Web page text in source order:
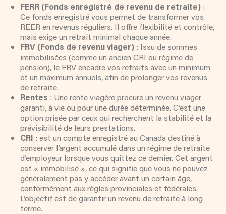
FERR (Fonds enregistré de revenu de retraite) :
Ce fonds enregistré vous permet de transformer vos
REER en revenus réguliers. Il offre flexibilité et contrôle,
mais exige un retrait minimal chaque année.
FRV (Fonds de revenu viager) : Issu de sommes
immobilisées (comme un ancien CRI ou régime de
pension), le FRV encadre vos retraits avec un minimum
et un maximum annuels, afin de prolonger vos revenus
de retraite.
Rentes : Une rente viagère procure un revenu viager
garanti, à vie ou pour une durée déterminée. C’est une
option prisée par ceux qui recherchent la stabilité et la
prévisibilité de leurs prestations.
CRI : est un compte enregistré au Canada destiné à
conserver l’argent accumulé dans un régime de retraite
d’employeur lorsque vous quittez ce dernier. Cet argent
est « immobilisé », ce qui signifie que vous ne pouvez
généralement pas y accéder avant un certain âge,
conformément aux règles provinciales et fédérales.
L’objectif est de garantir un revenu de retraite à long
terme.